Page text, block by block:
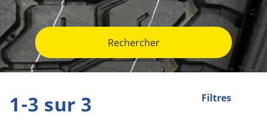
Rechercher
Filtres
1-3 sur 3